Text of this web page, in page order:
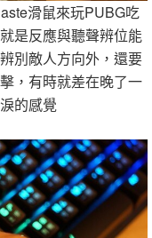
滑鼠來玩PUBG吃
是反應與聽聲辨位能
別敵人方向外，還要
，有時就差在晚了一
的感覺